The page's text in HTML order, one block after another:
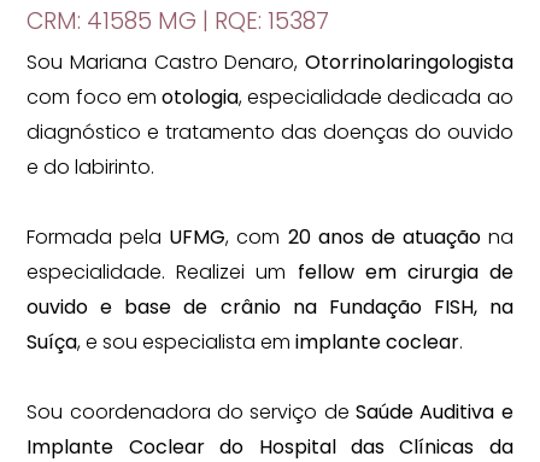
CRM: 41585 MG | RQE: 15387
Sou Mariana Castro Denaro, Otorrinolaringologista
com foco em otologia, especialidade dedicada ao
diagnóstico e tratamento das doenças do ouvido
e do labirinto.
Formada pela UFMG, com 20 anos de atuaçãona
especialidade. Realizei um fellow em cirurgia de
ouvido e base de crânio na Fundação FISH, na
Suíça, e sou especialista emimplante coclear.
Sou coordenadora do serviço de Saúde Auditiva e
Implante Coclear do Hospital das Clínicas da